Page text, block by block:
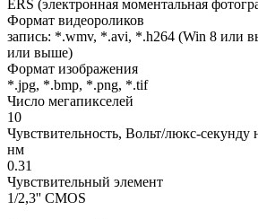
ERS (электронная моментальная
Формат видеороликов
запись: *.wmv, *.avi, *.h264 (Win 8 или
или выше)
Формат изображения
*.jpg, *.bmp, *.png, *.tif
Число мегапикселей
10
Чувствительность, Вольт/люкс-
нм
0.31
Чувствительный элемент
1/2,3'' CMOS